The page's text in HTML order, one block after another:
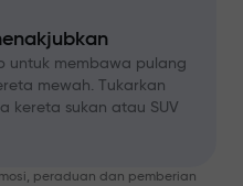
untuk membawa pulang
mewah. Tukarkan
kereta sukan atau SUV
peraduan dan pemberian